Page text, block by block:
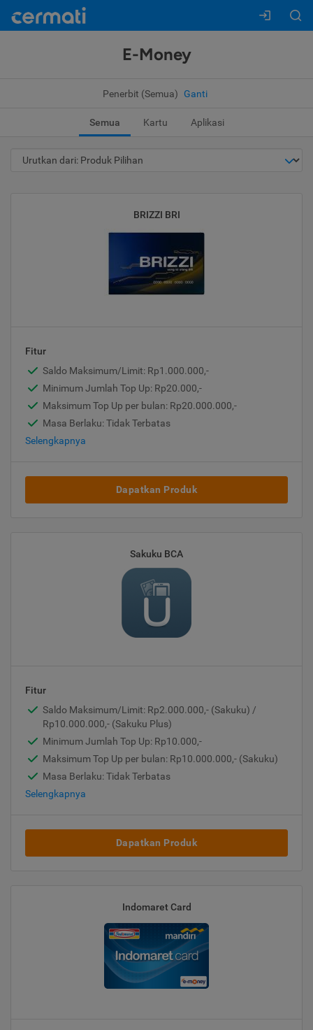
E-Money
Penerbit (Semua) Ganti
Semua Kartu Aplikasi
BRIZZI BRI
Fitur
Saldo Maksimum/Limit: Rp1.000.000,-
Minimum Jumlah Top Up: Rp20.000,-
Maksimum Top Up per bulan: Rp20.000.000,-
Masa Berlaku: Tidak Terbatas
Selengkapnya
Dapatkan Produk
Sakuku BCA
Fitur
Saldo Maksimum/Limit: Rp2.000.000,- (Sakuku) /
Rp10.000.000,- (Sakuku Plus)
Minimum Jumlah Top Up: Rp10.000,-
Maksimum Top Up per bulan: Rp10.000.000,- (Sakuku)
Masa Berlaku: Tidak Terbatas
Selengkapnya
Dapatkan Produk
Indomaret Card